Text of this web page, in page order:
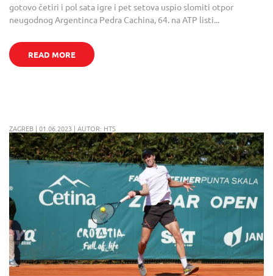
gotovo četiri i pol sata igre i pet setova uspio slomiti otpor
neugodnog Argentinca Pedra Cachina, 64. na ATP listi...
READ MORE
ZAGREB | 01.06.2023 | AUTOR: HTS